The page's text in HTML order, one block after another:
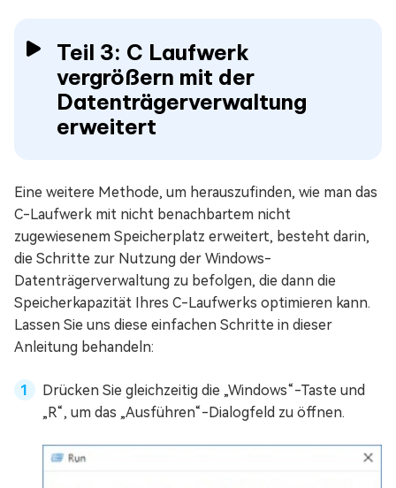
Teil 3: C Laufwerk
vergrößern mit der
Datenträgerverwaltung
erweitert
Eine weitere Methode, um herauszufinden, wie man das
C-Laufwerk mit nicht benachbartem nicht
zugewiesenem Speicherplatz erweitert, besteht darin,
die Schritte zur Nutzung der Windows-
Datenträgerverwaltung zu befolgen, die dann die
Speicherkapazität Ihres C-Laufwerks optimieren kann.
Lassen Sie uns diese einfachen Schritte in dieser
Anleitung behandeln:
Drücken Sie gleichzeitig die „Windows“-Taste und
„R“, um das „Ausführen“-Dialogfeld zu öffnen.